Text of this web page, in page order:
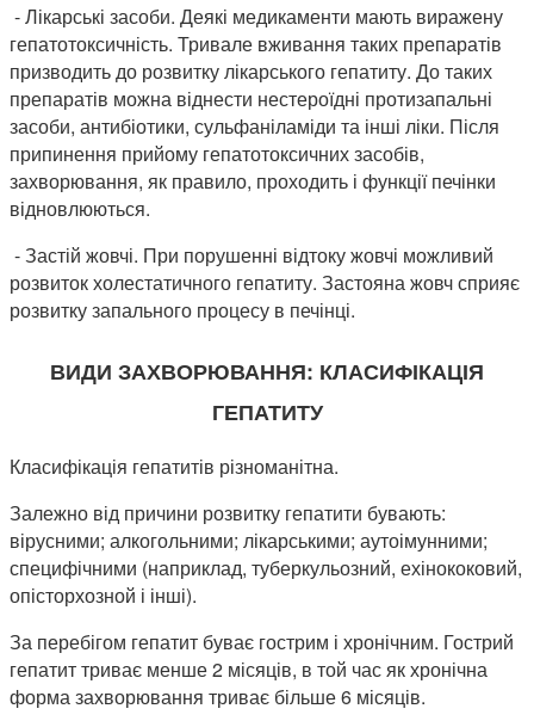
- Лікарські засоби. Деякі медикаменти мають виражену
гепатотоксичність. Тривале вживання таких препаратів
призводить до розвитку лікарського гепатиту. До таких
препаратів можна віднести нестероїдні протизапальні
засоби, антибіотики, сульфаніламіди та інші ліки. Після
припинення прийому гепатотоксичних засобів,
захворювання, як правило, проходить і функції печінки
відновлюються.
- Застій жовчі. При порушенні відтоку жовчі можливий
розвиток холестатичного гепатиту. Застояна жовч сприяє
розвитку запального процесу в печінці.
ВИДИ ЗАХВОРЮВАННЯ: КЛАСИФІКАЦІЯ
ГЕПАТИТУ
Класифікація гепатитів різноманітна.
Залежно від причини розвитку гепатити бувають:
вірусними; алкогольними; лікарськими; аутоімунними;
специфічними (наприклад, туберкульозний, ехінококовий,
опісторхозной і інші).
За перебігом гепатит буває гострим і хронічним. Гострий
гепатит триває менше 2 місяців, в той час як хронічна
форма захворювання триває більше 6 місяців.